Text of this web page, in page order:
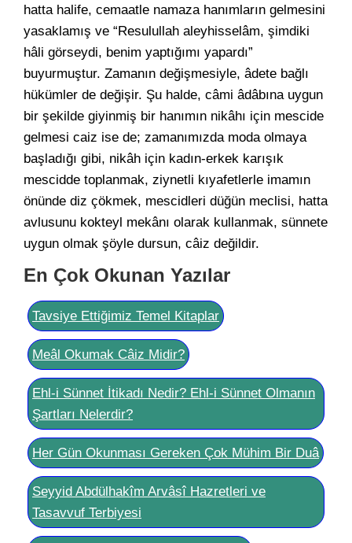
hatta halife, cemaatle namaza hanımların gelmesini
yasaklamış ve “Resulullah aleyhisselâm, şimdiki
hâli görseydi, benim yaptığımı yapardı”
buyurmuştur. Zamanın değişmesiyle, âdete bağlı
hükümler de değişir. Şu halde, câmi âdâbına uygun
bir şekilde giyinmiş bir hanımın nikâhı için mescide
gelmesi caiz ise de; zamanımızda moda olmaya
başladığı gibi, nikâh için kadın-erkek karışık
mescidde toplanmak, ziynetli kıyafetlerle imamın
önünde diz çökmek, mescidleri düğün meclisi, hatta
avlusunu kokteyl mekânı olarak kullanmak, sünnete
uygun olmak şöyle dursun, câiz değildir.
En Çok Okunan Yazılar
Tavsiye Ettiğimiz Temel Kitaplar
Meâl Okumak Câiz Midir?
Ehl-i Sünnet İtikadı Nedir? Ehl-i Sünnet Olmanın
Şartları Nelerdir?
Her Gün Okunması Gereken Çok Mühim Bir Duâ
Seyyid Abdülhakîm Arvâsî Hazretleri ve
Tasavvuf Terbiyesi